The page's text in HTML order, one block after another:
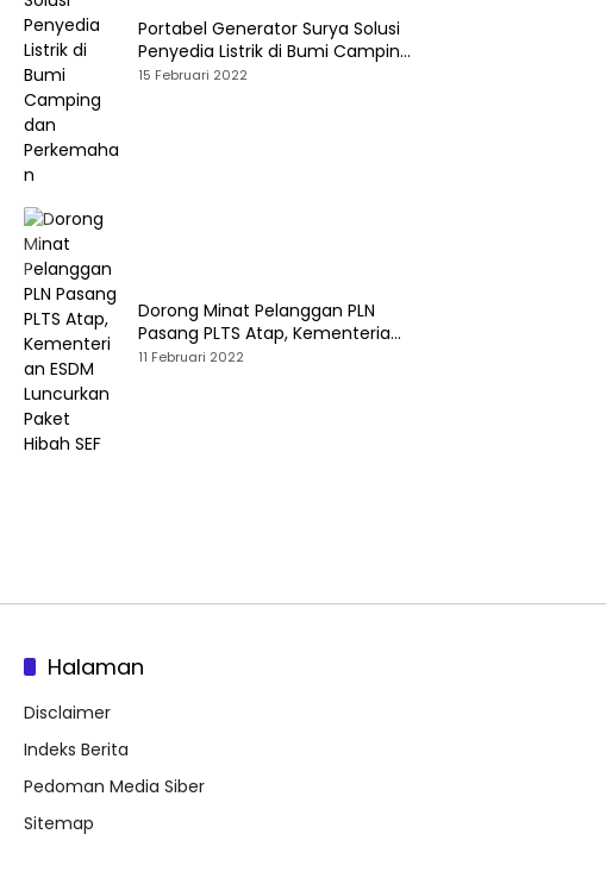
Portabel Generator Surya Solusi
Penyedia Listrik di Bumi Camping
dan Perkemahan
15 Februari 2022
Dorong Minat Pelanggan PLN
Pasang PLTS Atap, Kementerian
ESDM Luncurkan Paket Hibah SEF
11 Februari 2022
Halaman
Disclaimer
Indeks Berita
Pedoman Media Siber
Sitemap